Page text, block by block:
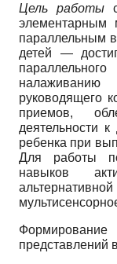
Цель работы
элементарным
параллельным
детей —
налаживанию
руководящего
приемов,
деятельности
ребенка при
Для работы
навыков
представлений